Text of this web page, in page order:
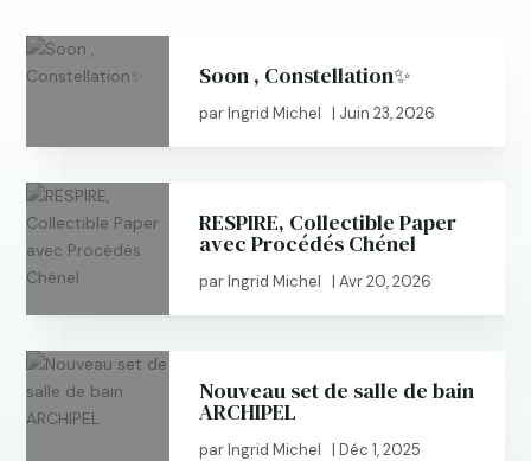
Soon , Constellation✨
parIngrid Michel | Juin 23, 2026
RESPIRE, Collectible Paper
avec Procédés Chénel
parIngrid Michel |Avr 20, 2026
Nouveau set de salle de bain
ARCHIPEL
parIngrid Michel |Déc 1, 2025